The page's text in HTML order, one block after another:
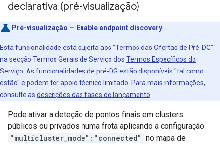
declarativa (pré-visualização)
Pré-visualização — Enable endpoint discovery
Esta funcionalidade está sujeita aos "Termos das Ofertas de Pré-DG"
na secção Termos Gerais de Serviço dos Termos Específicos do
Serviço . As funcionalidades de pré-DG estão disponíveis "tal como
estão" e podem ter apoio técnico limitado. Para mais informações,
consulte as descrições das fases de lançamento
Pode ativar a deteção de pontos finais em clusters
públicos ou privados numa frota aplicando a configuração
"multicluster_mode":"connected" no mapa de